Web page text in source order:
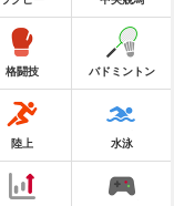
格闘技 バドミントン
陸上 水泳